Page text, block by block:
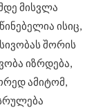
მისვლა
ისიც,
შორის
იზრდება,
ამიტომ,